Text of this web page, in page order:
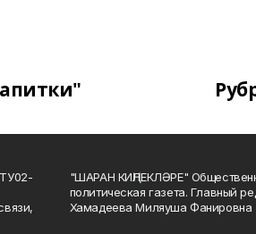
"ШАРАН КИҢЛЕКЛӘРЕ"
политическая газета. Главный
Хамадеева Миляуша Фанировна